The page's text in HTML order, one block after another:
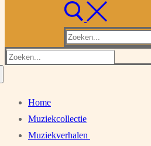
Zoeken
naar:
Zoeken
Home
Muziekcollectie
Muziekverhalen